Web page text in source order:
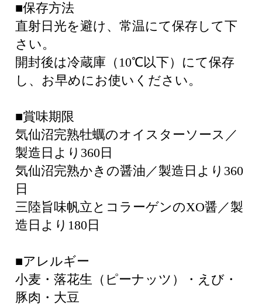
■保存方法
直射日光を避け、常温にて保存して下
さい。
開封後は冷蔵庫（10℃以下）にて保存
し、お早めにお使いください。
■賞味期限
気仙沼完熟牡蠣のオイスターソース／
製造日より360日
気仙沼完熟かきの醤油／製造日より360
日
三陸旨味帆立とコラーゲンのXO醤／製
造日より180日
■アレルギー
小麦・落花生（ピーナッツ）・えび・
豚肉・大豆